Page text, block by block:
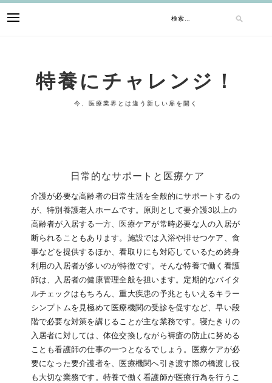
to
特養にチャレンジ！
今、医療業界とは違う新しい扉を開く
日常的なサポートと医療ケア
介護が必要な高齢者の日常生活を全般的にサポートするの
が、特別養護老人ホームです。原則として要介護3以上の
高齢者が入居する一方、医療ケアが常時必要な人の入居が
断られることもあります。施設では入浴や排せつケア、食
事などを提供するほか、看取りにも対応しているため終身
利用の入居者が多いのが特徴です。そんな特養で働く看護
師は、入居者の健康管理全般を担います。定期的なバイタ
ルチェックはもちろん、重大疾患の予兆ともいえるキラー
シンプトムを見極めて医療機関の受診を促すなど、早い段
階で必要な対策を講じることが主な業務です。寝たきりの
入居者に対しては、体位交換しながら褥瘡の防止に努める
ことも看護師の仕事の一つとなるでしょう。医療ケアが必
要になった要介護者を、医療機関へ引き渡す際の橋渡し役
も大切な業務です。特養で働く看護師が医療行為を行うこ